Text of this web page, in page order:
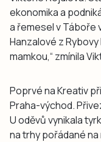
ekonomika a
a řemesel v Táboře
Hanzalové z
mamkou,“ zmínila
Poprvé na Kreativ
Praha-východ.
U oděvů vynikala
na trhy pořádané